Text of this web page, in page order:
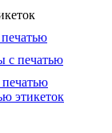
с печатью
этикеток